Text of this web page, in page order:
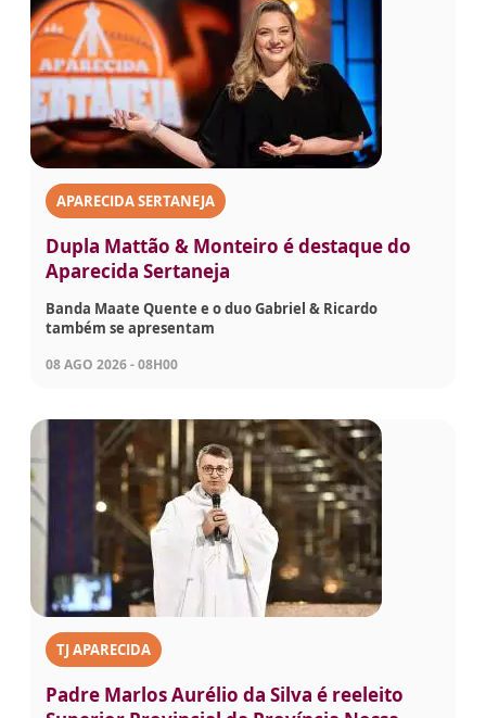
APARECIDA SERTANEJA
Dupla Mattão & Monteiro é destaque do
Aparecida Sertaneja
Banda Maate Quente e o duo Gabriel & Ricardo
também se apresentam
08 AGO 2026 - 08H00
TJ APARECIDA
Padre Marlos Aurélio da Silva é reeleito